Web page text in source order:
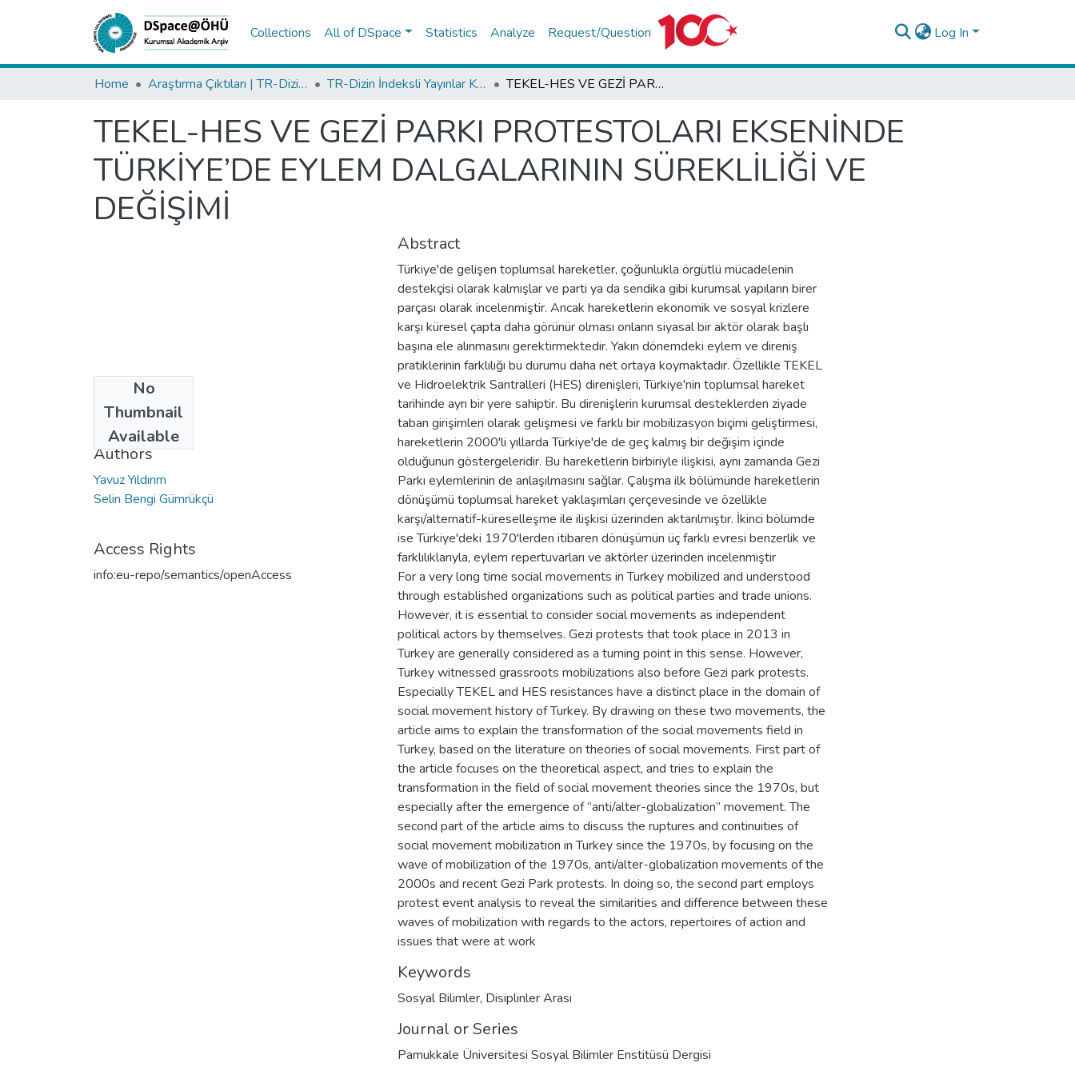
Collections All of DSpace Statistics Analyze Request/Question Log In
Home Araştırma Çıktıları | TR-Dizin | WoS | Scopus | PubMed TR-Dizin İndeksli Yayınlar Koleksiyonu TEKEL-HES VE GEZİ PARKI PROTESTOLARI EKSENİNDE TÜRKİYE’DE EYLEM DALGALARININ SÜREKLİLİĞİ VE DEĞİŞİMİ
TEKEL-HES VE GEZİ PARKI PROTESTOLARI EKSENİNDE
TÜRKİYE’DE EYLEM DALGALARININ SÜREKLİLİĞİ VE
DEĞİŞİMİ
No
Thumbnail
Available
2017
Authors
Yavuz Yıldırım
Selin Bengi Gümrükçü
Access Rights
info:eu-repo/semantics/openAccess
Abstract
Türkiye'de gelişen toplumsal hareketler, çoğunlukla örgütlü mücadelenin
destekçisi olarak kalmışlar ve parti ya da sendika gibi kurumsal yapıların birer
parçası olarak incelenmiştir. Ancak hareketlerin ekonomik ve sosyal krizlere
karşı küresel çapta daha görünür olması onların siyasal bir aktör olarak başlı
başına ele alınmasını gerektirmektedir. Yakın dönemdeki eylem ve direniş
pratiklerinin farklılığı bu durumu daha net ortaya koymaktadır. Özellikle TEKEL
ve Hidroelektrik Santralleri (HES) direnişleri, Türkiye'nin toplumsal hareket
tarihinde ayrı bir yere sahiptir. Bu direnişlerin kurumsal desteklerden ziyade
taban girişimleri olarak gelişmesi ve farklı bir mobilizasyon biçimi geliştirmesi,
hareketlerin 2000'li yıllarda Türkiye'de de geç kalmış bir değişim içinde
olduğunun göstergeleridir. Bu hareketlerin birbiriyle ilişkisi, aynı zamanda Gezi
Parkı eylemlerinin de anlaşılmasını sağlar. Çalışma ilk bölümünde hareketlerin
dönüşümü toplumsal hareket yaklaşımları çerçevesinde ve özellikle
karşı/alternatif-küreselleşme ile ilişkisi üzerinden aktarılmıştır. İkinci bölümde
ise Türkiye'deki 1970'lerden itibaren dönüşümün üç farklı evresi benzerlik ve
farklılıklarıyla, eylem repertuvarları ve aktörler üzerinden incelenmiştir
For a very long time social movements in Turkey mobilized and understood
through established organizations such as political parties and trade unions.
However, it is essential to consider social movements as independent
political actors by themselves. Gezi protests that took place in 2013 in
Turkey are generally considered as a turning point in this sense. However,
Turkey witnessed grassroots mobilizations also before Gezi park protests.
Especially TEKEL and HES resistances have a distinct place in the domain of
social movement history of Turkey. By drawing on these two movements, the
article aims to explain the transformation of the social movements field in
Turkey, based on the literature on theories of social movements. First part of
the article focuses on the theoretical aspect, and tries to explain the
transformation in the field of social movement theories since the 1970s, but
especially after the emergence of “anti/alter-globalization” movement. The
second part of the article aims to discuss the ruptures and continuities of
social movement mobilization in Turkey since the 1970s, by focusing on the
wave of mobilization of the 1970s, anti/alter-globalization movements of the
2000s and recent Gezi Park protests. In doing so, the second part employs
protest event analysis to reveal the similarities and difference between these
waves of mobilization with regards to the actors, repertoires of action and
issues that were at work
Keywords
Sosyal Bilimler, Disiplinler Arası
Journal or Series
Pamukkale Üniversitesi Sosyal Bilimler Enstitüsü Dergisi